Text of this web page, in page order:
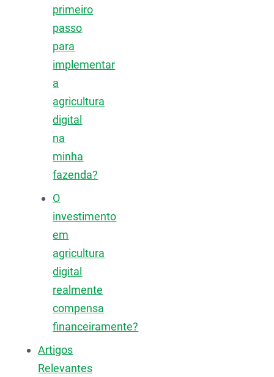
primeiro
passo
para
implementar
a
agricultura
digital
na
minha
fazenda?
O
investimento
em
agricultura
digital
realmente
compensa
financeiramente?
Artigos
Relevantes